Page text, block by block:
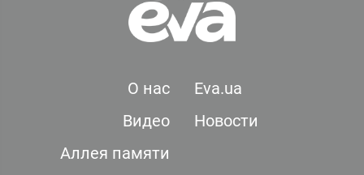
О нас
Eva.ua
Видео
Новости
Аллея памяти